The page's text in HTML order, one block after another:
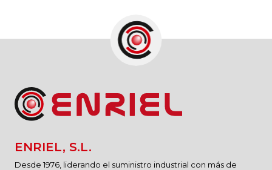
ENRIEL, S.L.
Desde 1976, liderando el suministro industrial con más de